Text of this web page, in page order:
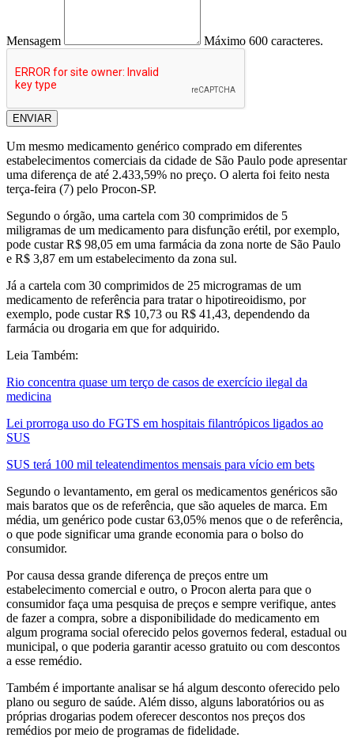
Mensagem Máximo 600 caracteres.
ENVIAR
Um mesmo medicamento genérico comprado em diferentes
estabelecimentos comerciais da cidade de São Paulo pode apresentar
uma diferença de até 2.433,59% no preço. O alerta foi feito nesta
terça-feira (7) pelo Procon-SP.
Segundo o órgão, uma cartela com 30 comprimidos de 5
miligramas de um medicamento para disfunção erétil, por exemplo,
pode custar R$ 98,05 em uma farmácia da zona norte de São Paulo
e R$ 3,87 em um estabelecimento da zona sul.
Já a cartela com 30 comprimidos de 25 microgramas de um
medicamento de referência para tratar o hipotireoidismo, por
exemplo, pode custar R$ 10,73 ou R$ 41,43, dependendo da
farmácia ou drogaria em que for adquirido.
Leia Também:
Rio concentra quase um terço de casos de exercício ilegal da
medicina
Lei prorroga uso do FGTS em hospitais filantrópicos ligados ao
SUS
SUS terá 100 mil teleatendimentos mensais para vício em bets
Segundo o levantamento, em geral os medicamentos genéricos são
mais baratos que os de referência, que são aqueles de marca. Em
média, um genérico pode custar 63,05% menos que o de referência,
o que pode significar uma grande economia para o bolso do
consumidor.
Por causa dessa grande diferença de preços entre um
estabelecimento comercial e outro, o Procon alerta para que o
consumidor faça uma pesquisa de preços e sempre verifique, antes
de fazer a compra, sobre a disponibilidade do medicamento em
algum programa social oferecido pelos governos federal, estadual ou
municipal, o que poderia garantir acesso gratuito ou com descontos
a esse remédio.
Também é importante analisar se há algum desconto oferecido pelo
plano ou seguro de saúde. Além disso, alguns laboratórios ou as
próprias drogarias podem oferecer descontos nos preços dos
remédios por meio de programas de fidelidade.